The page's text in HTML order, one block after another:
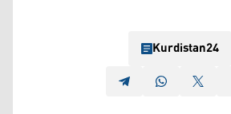
Kurdistan24